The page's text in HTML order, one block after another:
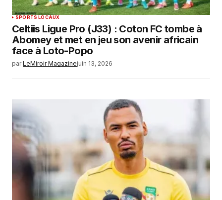
SPORTS LOCAUX
Celtiis Ligue Pro (J33) : Coton FC tombe à
Abomey et met en jeu son avenir africain
face à Loto-Popo
par LeMiroir Magazinejuin 13, 2026